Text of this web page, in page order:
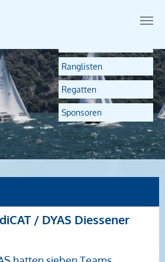
Ranglisten
Regatten
Sponsoren
/ DYAS Diessener